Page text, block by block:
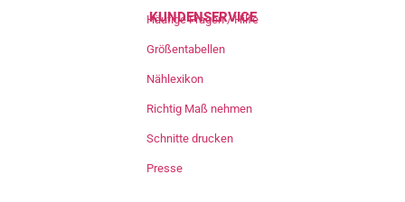
KUNDENSERVICE
Häufige Fragen / Hilfe
Größentabellen
Nählexikon
Richtig Maß nehmen
Schnitte drucken
Presse